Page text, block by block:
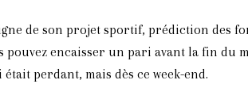
de son projet sportif, prédiction des
encaisser un pari avant la fin
perdant, mais dès ce week-end.